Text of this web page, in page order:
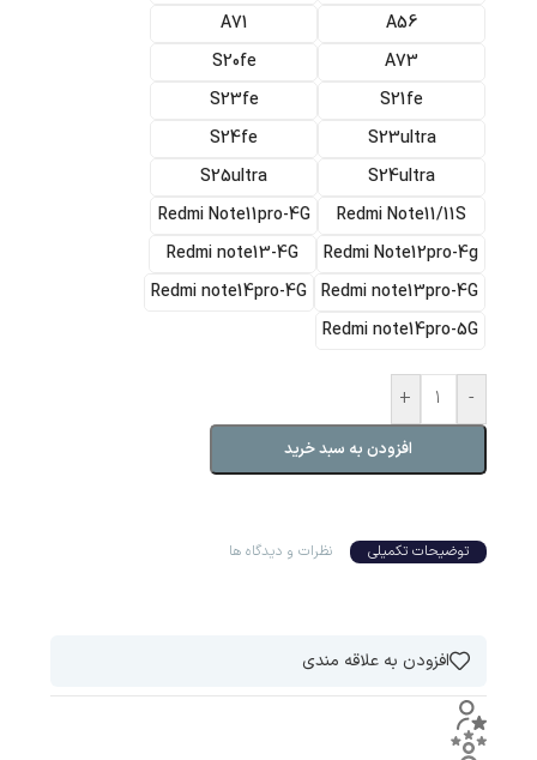
A56
A71
A73
S20fe
S21fe
S23fe
S23ultra
S24fe
S24ultra
S25ultra
Redmi Note11/11S
Redmi Note11pro-4G
Redmi Note12pro-4g
Redmi note13-4G
Redmi note13pro-4G
Redmi note14pro-4G
Redmi note14pro-5G
-
+
افزودن به سبد خرید
توضیحات تکمیلی نظرات و دیدگاه ها
افزودن به علاقه مندی